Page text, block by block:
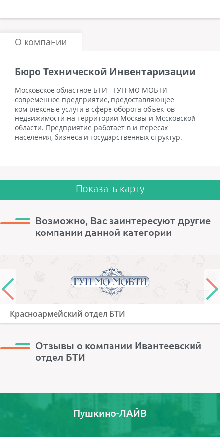
О компании
Бюро Технической Инвентаризации
Московское областное БТИ - ГУП МО МОБТИ -
современное предприятие, предоставляющее
комплексные услуги в сфере оборота объектов
недвижимости на территории Москвы и Московской
области. Предприятие работает в интересах
населения, бизнеса и государственных структур.
Показать карту
Возможно, Вас заинтересуют другие
компании данной категории
Красноармейский отдел БТИ
Отзывы о компании Ивантеевский
отдел БТИ
Пушкино-ЛАЙВ